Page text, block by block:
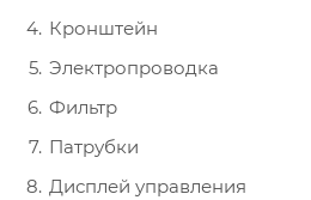
Кронштейн
Электропроводка
Фильтр
Патрубки
Дисплей управления